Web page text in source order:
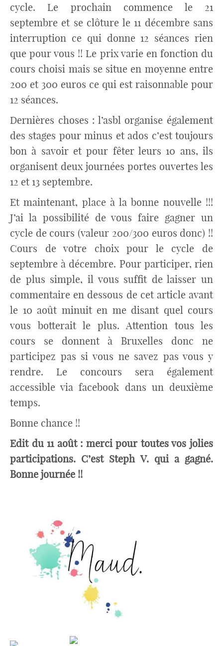
cycle. Le prochain commence le 21
septembre et se clôture le 11 décembre sans
interruption ce qui donne 12 séances rien
que pour vous !! Le prix varie en fonction du
cours choisi mais se situe en moyenne entre
200 et 300 euros ce qui est raisonnable pour
12 séances.
Dernières choses : l’asbl organise également
des stages pour minus et ados c’est toujours
bon à savoir et pour fêter leurs 10 ans, ils
organisent deux journées portes ouvertes les
12 et 13 septembre.
Et maintenant, place à la bonne nouvelle !!!
J’ai la possibilité de vous faire gagner un
cycle de cours (valeur 200/300 euros donc) !!
Cours de votre choix pour le cycle de
septembre à décembre. Pour participer, rien
de plus simple, il vous suffit de laisser un
commentaire en dessous de cet article avant
le 10 août minuit en me disant quel cours
vous botterait le plus. Attention tous les
cours se donnent à Bruxelles donc ne
participez pas si vous ne savez pas vous y
rendre. Le concours sera également
accessible via facebook dans un deuxième
temps.
Bonne chance !!
Edit du 11 août : merci pour toutes vos jolies
participations. C’est Steph V. qui a gagné.
Bonne journée !!